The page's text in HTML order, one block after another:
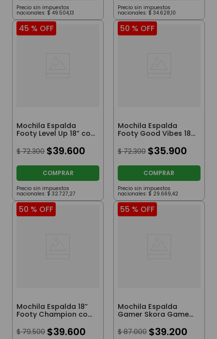
Precio sin impuestos
nacionales: $ 49.504,13
Precio sin impuestos
nacionales: $ 34.628,10
45 % OFF
Mochila Espalda
Footy Level Up 18” con
$ 72.300 $39.600
COMPRAR
Precio sin impuestos
nacionales: $ 32.727,27
50 % OFF
Mochila Espalda
Footy Good Vibes 18”
$ 72.300 $35.900
COMPRAR
Precio sin impuestos
nacionales: $ 29.669,42
50 % OFF
Mochila Espalda 18”
Footy Champion con
Luz Led Verde
$ 79.500 $39.600
55 % OFF
Mochila Espalda
Gamer Skora Game
Con Llavero
$ 87.000 $39.200